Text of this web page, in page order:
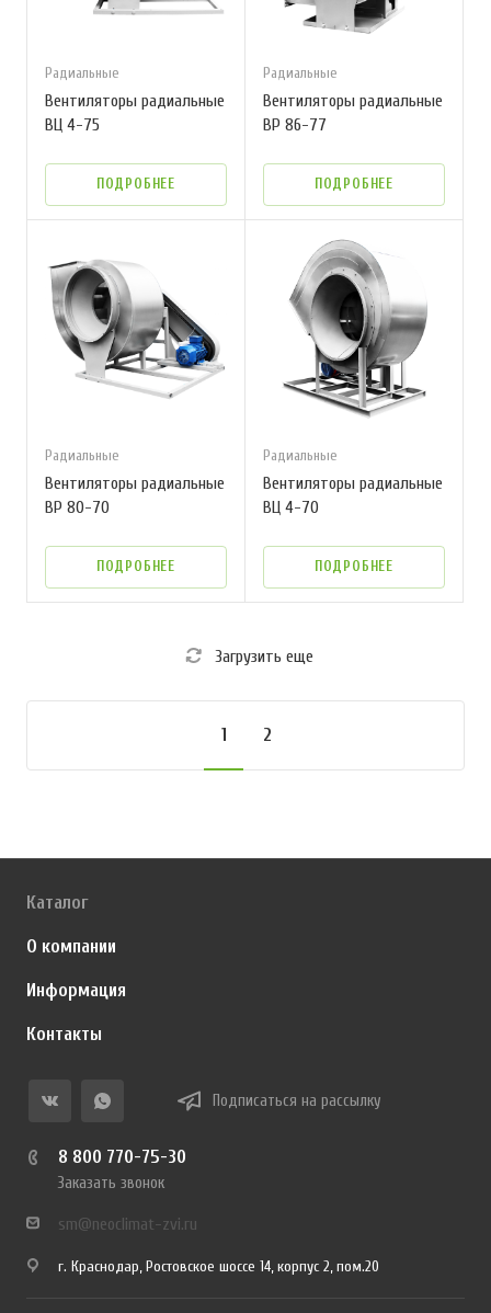
Радиальные
Вентиляторы радиальные
ВЦ 4-75
ПОДРОБНЕЕ
Радиальные
Вентиляторы радиальные
ВР 86-77
ПОДРОБНЕЕ
Радиальные
Вентиляторы радиальные
ВР 80-70
ПОДРОБНЕЕ
Радиальные
Вентиляторы радиальные
ВЦ 4-70
ПОДРОБНЕЕ
Загрузить еще
1 2
Каталог
О компании
Информация
Контакты
Подписаться на рассылку
8 800 770-75-30
Заказать звонок
sm@neoclimat-zvi.ru
г. Краснодар, Ростовское шоссе 14, корпус 2, пом.20